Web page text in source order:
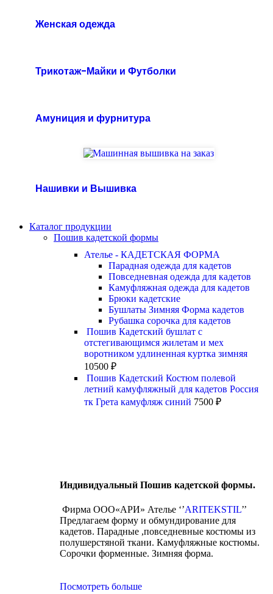
Женская одежда
Трикотаж-Майки и Футболки
Амуниция и фурнитура
Нашивки и Вышивка
Каталог продукции
Пошив кадетской формы
Ателье - КАДЕТСКАЯ ФОРМА
Парадная одежда для кадетов
Повседневная одежда для кадетов
Камуфляжная одежда для кадетов
Брюки кадетские
Бушлаты Зимняя Форма кадетов
Рубашка сорочка для кадетов
Пошив Кадетский бушлат с
отстегивающимся жилетам и мех
воротником удлиненная куртка зимняя
10500 ₽
Пошив Кадетский Костюм полевой
летний камуфляжный для кадетов Россия
тк Грета камуфляж синий 7500 ₽
Индивидуальный Пошив кадетской формы.
Фирма ООО«АРИ» Ателье ‘’ARITEKSTIL’’
Предлагаем форму и обмундирование для
кадетов. Парадные ,повседневные костюмы из
полушерстяной ткани. Камуфляжные костюмы.
Сорочки форменные. Зимняя форма.
Посмотреть больше